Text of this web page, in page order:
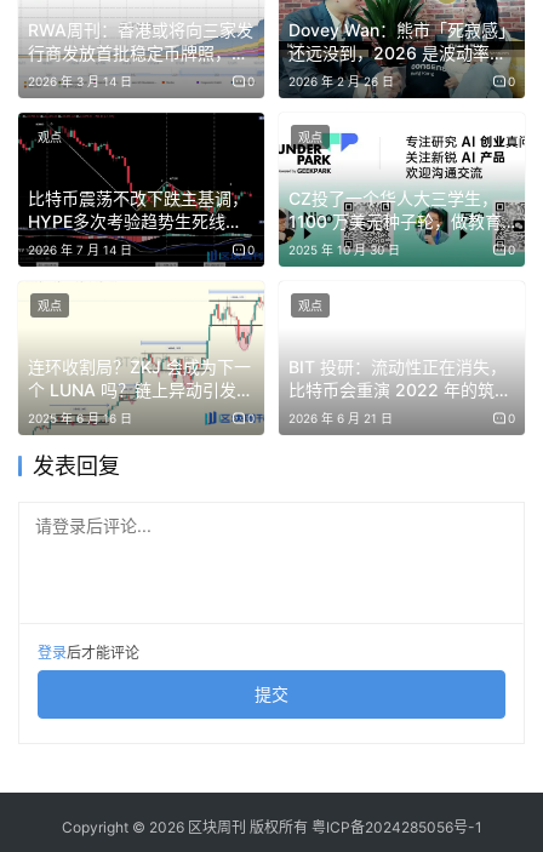
Nexus：并行化的证明挖矿网络
STEP 1. 添加测试网（链接：
https://testnet.monad.xyz/）：进入链接后，点击
“Manually add network”，点击“Add Testnet to
MetaMask”，点击“Continue”即可。
STEP 2.领取测试币与绑定 Discord 账户：点击“Connect
Wallet”后下拉界面填入领取测试币地址，点击“Get Testnet
MON”，点击“Connect Discord”授权 Discord 账户。（目
都能做哪些交互。此外，可在官方推文下方回复地址领取测
个对应输入框输入所要购买的代币数量，分别买入 DAK、
YAKI、CHOG。
RWA周刊：香港或将向三家发
行商发放首批稳定币牌照，纳
斯达克推进代币化证券
2026 年 3 月 14 日 0
Dovey Wan：熊市「死寂感」
还远没到，2026 是波动率收
割交易者的黄金之年
2026 年 2 月 26 日 0
比特币震荡不改下跌主基调，
HYPE多次考验趋势生死线｜
特邀分析
2026 年 7 月 14 日 0
观点
CZ投了一个华人大三学生，
1100 万美元种子轮，做教育
Agent
2025 年 10 月 30 日 0
观点
连环收割局？ZKJ 会成为下一
个 LUNA 吗？链上异动引发
80% 暴跌
2025 年 6 月 16 日 0
观点
BIT 投研：流动性正在消失，
比特币会重演 2022 年的筑底
行情吗？
2026 年 6 月 21 日 0
观点
发表回复
请登录后评论...
登录后才能评论
提交
Copyright © 2026 区块周刊 版权所有 粤ICP备2024285056号-1